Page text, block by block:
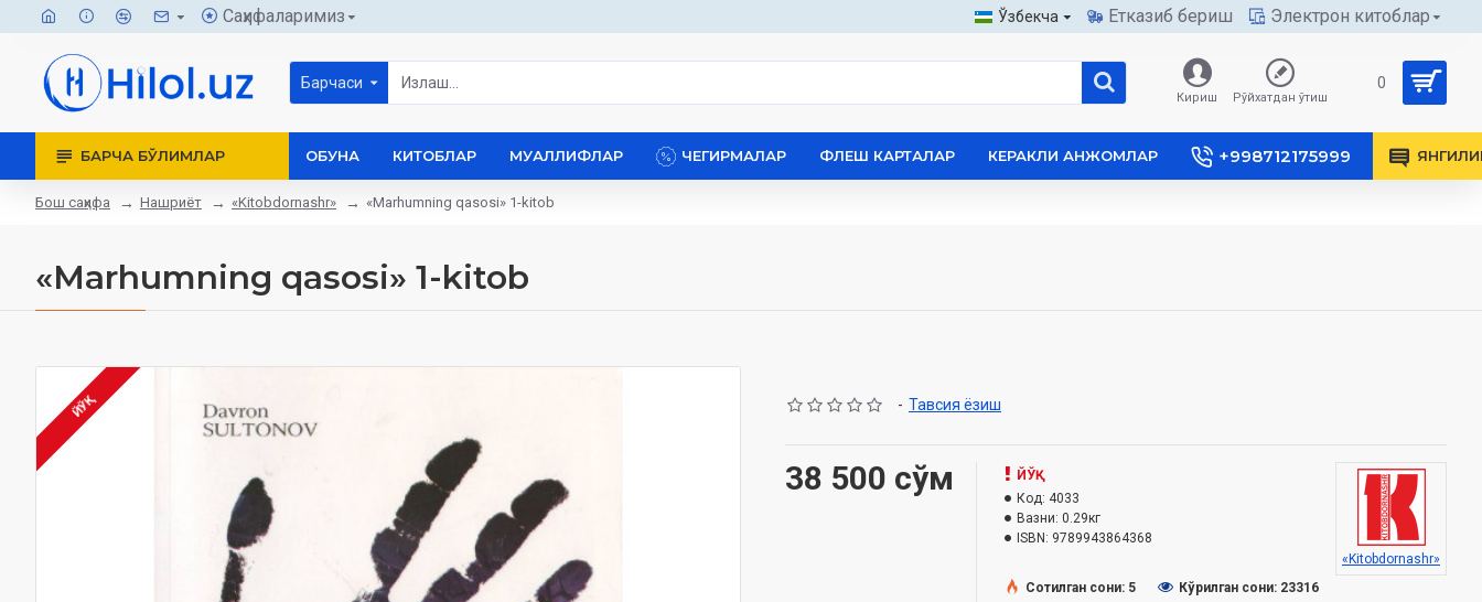
Саҳифаларимиз Ўзбекча Етказиб бериш Электрон китоблар
Барчаси
Кириш Рўйхатдан ўтиш
0
БАРЧА БЎЛИМЛАР ОБУНА КИТОБЛАР МУАЛЛИФЛАР ЧЕГИРМАЛАР ФЛЕШ КАРТАЛАР КЕРАКЛИ АНЖОМЛАР +998712175999
Бош саҳифа Нашриёт «Kitobdornashr» «Marhumning qasosi»‎ 1-kitob
«Marhumning qasosi»‎ 1-kitob
ЙЎҚ - Тавсия ёзиш
38 500 сўм
ЙЎҚ
Код: 4033
Вазни: 0.29кг
ISBN: 9789943864368
«Kitobdornashr»
Сотилган сони: 5
Кўрилган сони: 23316